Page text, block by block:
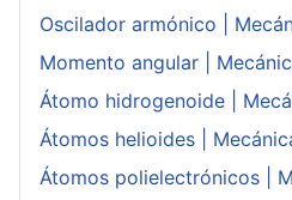
Oscilador armónico |
Momento angular |
Átomo hidrogenoide |
Átomos helioides |
Átomos polielectrónicos |